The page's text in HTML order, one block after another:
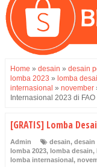
Home » desain » desain
lomba 2023 » lomba
internasional » november
Internasional 2023 di FAO
[GRATIS] Lomba
Admin desain, desain
lomba 2023, lomba desain,
lomba internasional,